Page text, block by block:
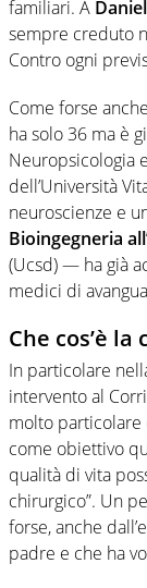
familiari. A
sempre creduto
Contro ogni
Come forse
ha solo 36 ma è
Neuropsicologia
dell’Università
neuroscienze e
Bioingegneria
(Ucsd) — ha già
medici di
Che cos’è
In particolare
intervento al
molto particolare
come obiettivo
qualità di vita
chirurgico”. Un
forse, anche
padre e che ha